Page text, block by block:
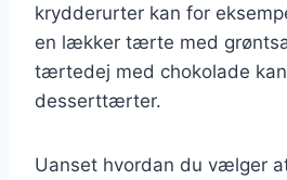
krydderurter kan for
en lækker tærte med
tærtedej med chokolade
desserttærter.
Uanset hvordan du vælger